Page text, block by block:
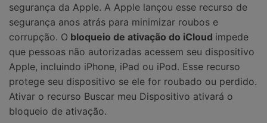
segurança da Apple. A Apple lançou esse recurso de
segurança anos atrás para minimizar roubos e
corrupção. O bloqueio de ativação do iCloud impede
que pessoas não autorizadas acessem seu dispositivo
Apple, incluindo iPhone, iPad ou iPod. Esse recurso
protege seu dispositivo se ele for roubado ou perdido.
Ativar o recurso Buscar meu Dispositivo ativará o
bloqueio de ativação.